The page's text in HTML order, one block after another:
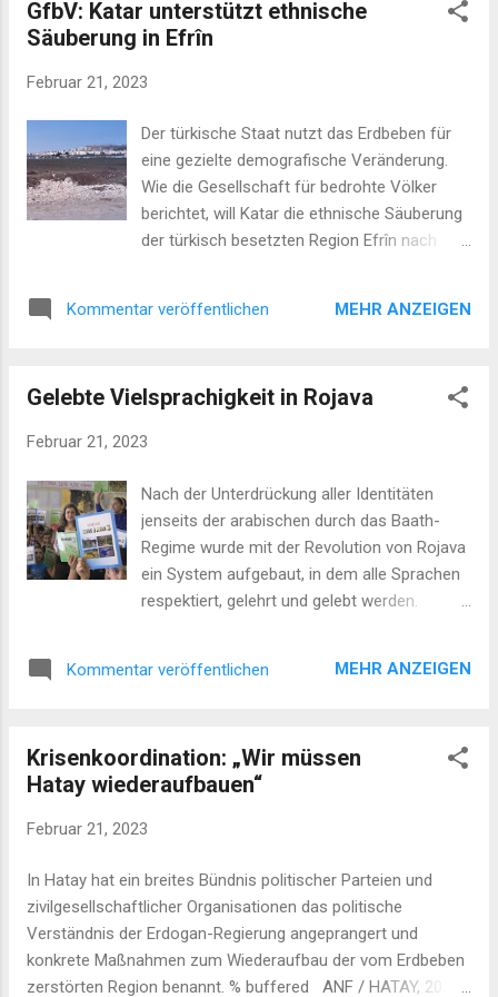
Schmerzes und der Zerstörung war für uns
unvorstellbar. Unser erster Halt war Hatay
Schmerz und die Wut der Betroffenen zu
geistig und körperlich darauf vorbereitet zu
dem Weg aufrecht erhielt, waren die
Menschen, denen wir begegne...
GfbV: Katar unterstützt ethnische
Säuberung in Efrîn
Februar 21, 2023
Der türkische Staat nutzt das Erdbeben für
eine gezielte demografische Veränderung.
Wie die Gesellschaft für bedrohte Völker
berichtet, will Katar die ethnische Säuberung
der türkisch besetzten Region Efrîn nach
Erdbeben mit Epizentrum in Hatay am
kamen drei Menschen in den vom Assad-
über 300 Menschen wurden in Syrien verletzt.
Kanton Efrîn (Afrin) stürzten zwei Gebäude
und das Minarett einer Moschee ein. In der
Kreisstadt sind bei dem schweren Erdbeben
vor zwei Wochen vermutlich über tausend
Menschen gestorben, Tausende wurden
Kommentar veröffentlichen MEHR ANZEIGEN
Gelebte Vielsprachigkeit in Rojava
Februar 21, 2023
Nach der Unterdrückung aller Identitäten
jenseits der arabischen durch das Baath-
Regime wurde mit der Revolution von Rojava
ein System aufgebaut, in dem alle Sprachen
respektiert, gelehrt und gelebt werden.
wurde 1999 von der UNESCO zum Tag der
randständige Bedeutung hat, sehen viele,
deren Sprache und damit auch ihre Identität
diesem Tag einen Anlass zum Protest oder
Nationalstaat führt zu Assimilation und
Genozid Die monistischen Staatsmodelle der
„Arabischen Republik Syrien“ und der Türkei
Kommentar veröffentlichen MEHR ANZEIGEN
Krisenkoordination: „Wir müssen
Hatay wiederaufbauen“
Februar 21, 2023
In Hatay hat ein breites Bündnis politischer Parteien und
zivilgesellschaftlicher Organisationen das politische
Verständnis der Erdogan-Regierung angeprangert und
konkrete Maßnahmen zum Wiederaufbau der vom Erdbeben
zerstörten Region benannt. % buffered ANF / HATAY, 20.